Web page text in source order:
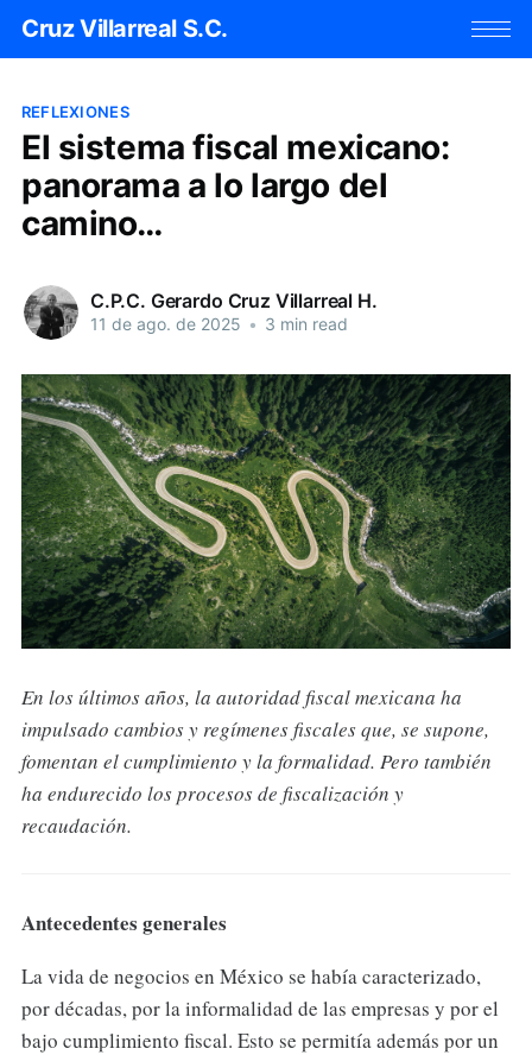
Cruz Villarreal S.C.
REFLEXIONES
El sistema fiscal mexicano:
panorama a lo largo del
camino…
C.P.C. Gerardo Cruz Villarreal H.
11 de ago. de 2025 • 3 min read
En los últimos años, la autoridad fiscal mexicana ha
impulsado cambios y regímenes fiscales que, se supone,
fomentan el cumplimiento y la formalidad. Pero también
ha endurecido los procesos de fiscalización y
recaudación.
Antecedentes generales
La vida de negocios en México se había caracterizado,
por décadas, por la informalidad de las empresas y por el
bajo cumplimiento fiscal. Esto se permitía además por un